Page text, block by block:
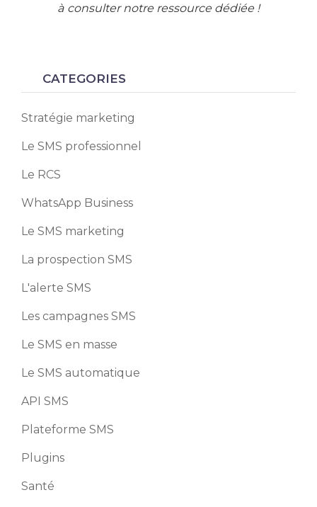
à consulter notre ressource dédiée !
CATEGORIES
Stratégie marketing
Le SMS professionnel
Le RCS
WhatsApp Business
Le SMS marketing
La prospection SMS
L'alerte SMS
Les campagnes SMS
Le SMS en masse
Le SMS automatique
API SMS
Plateforme SMS
Plugins
Santé